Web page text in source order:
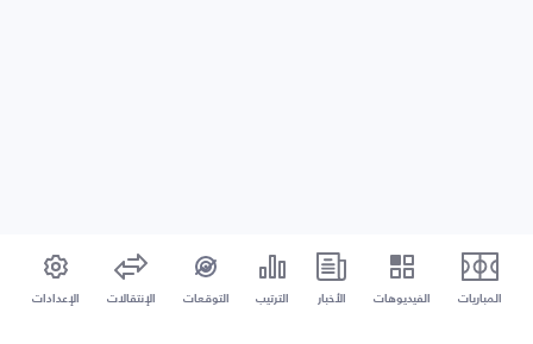
المباريات الفيديوهات الأخبار الترتيب التوقعات الإنتقالات الإعدادات